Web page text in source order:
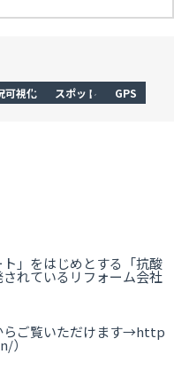
可視化 スポット GPS
」をはじめとする「抗酸
れているリフォーム会社
らご覧いただけます→http
）